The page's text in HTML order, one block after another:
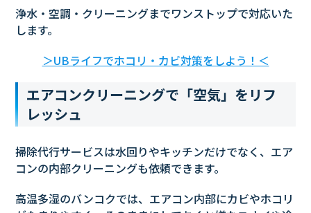
浄水・空調・クリーニングまでワンストップで対応いた
します。
＞UBライフでホコリ・カビ対策をしよう！＜
エアコンクリーニングで「空気」をリフ
レッシュ
掃除代行サービスは水回りやキッチンだけでなく、エア
コンの内部クリーニングも依頼できます。
高温多湿のバンコクでは、エアコン内部にカビやホコリ